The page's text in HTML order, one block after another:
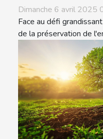
Dimanche 6 avril 2025
Face au défi
de la préservation de